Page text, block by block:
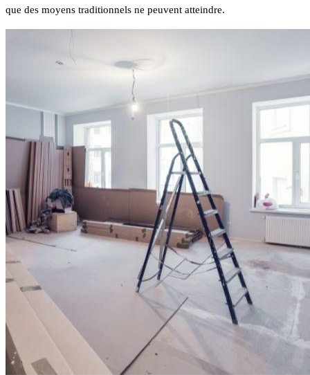
que des moyens traditionnels ne peuvent atteindre.